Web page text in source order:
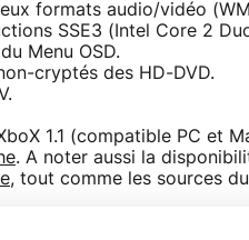
formats audio/vidéo
SSE3 (Intel Core 2
Menu OSD.
cryptés des HD-DVD.
1.1 (compatible PC et
. A noter aussi la
, tout comme les sources